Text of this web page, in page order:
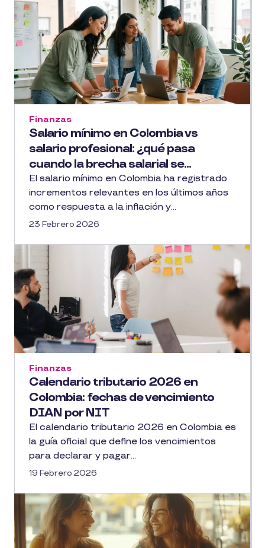
Salario mínimo en Colombia vs
salario profesional: ¿qué pasa
cuando la brecha salarial se...
Finanzas
El salario mínimo en Colombia ha registrado
incrementos relevantes en los últimos años
como respuesta a la inflación y...
23 Febrero 2026
Calendario tributario 2026 en
Colombia: fechas de vencimiento
DIAN por NIT
Finanzas
El calendario tributario 2026 en Colombia es
la guía oficial que define los vencimientos
para declarar y pagar...
19 Febrero 2026